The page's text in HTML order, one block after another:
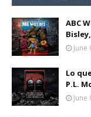
ABC
June
Lo
P.L.
June